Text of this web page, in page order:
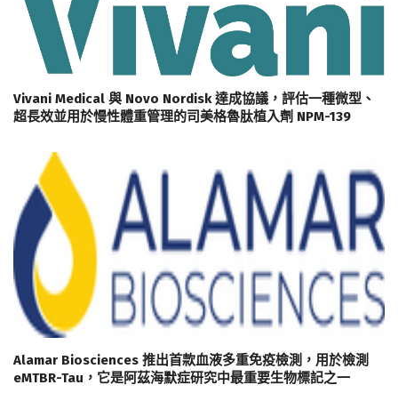
Vivani Medical 與 Novo Nordisk 達成協議，評估一種微型、
超長效並用於慢性體重管理的司美格魯肽植入劑 NPM-139
Alamar Biosciences 推出首款血液多重免疫檢測，用於檢測
eMTBR-Tau，它是阿茲海默症研究中最重要生物標記之一